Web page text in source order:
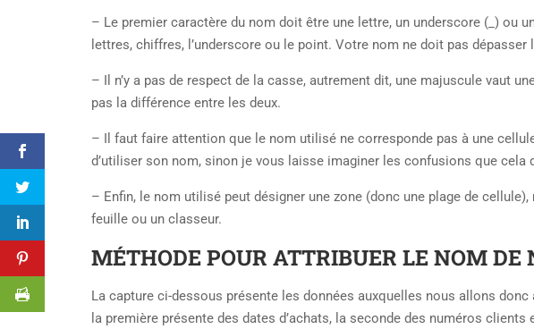
– Le premier caractère du nom doit être une lettre, un underscore (_) ou
lettres, chiffres, l’underscore ou le point. Votre nom ne doit pas dépasser
– Il n’y a pas de respect de la casse, autrement dit, une majuscule vaut
pas la différence entre les deux.
– Il faut faire attention que le nom utilisé ne corresponde pas à une
d’utiliser son nom, sinon je vous laisse imaginer les confusions que cela
– Enfin, le nom utilisé peut désigner une zone (donc une plage de
feuille ou un classeur.
MÉTHODE POUR ATTRIBUER LE NOM DE
La capture ci-dessous présente les données auxquelles nous allons
la première présente des dates d’achats, la seconde des numéros